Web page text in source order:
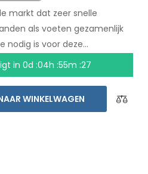
markt dat zeer snelle
als voeten gezamenlijk
nodig is voor deze
naar 24 minuten, en het
is hetzelfde
systeem bent u niet
persoon. Zorg voor
in 0d :04h :55m :27
WINKELWAGEN